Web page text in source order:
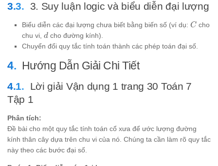
4a
3. Suy luận logic và biểu diễn đại lượng
Biểu diễn các đại lượng chưa biết bằng biến số (ví dụ: C
C cho
chu vi, d
d cho đường kính).
Chuyển đổi quy tắc tính toán thành các phép toán đại số.
Hướng Dẫn Giải Chi Tiết
Lời giải Vận dụng 1 trang 30 Toán 7
Tập 1
Phân tích:
Đề bài cho một quy tắc tính toán cổ xưa để ước lượng đường
kính thân cây dựa trên chu vi của nó. Chúng ta cần làm rõ quy tắc
này theo các bước đại số.